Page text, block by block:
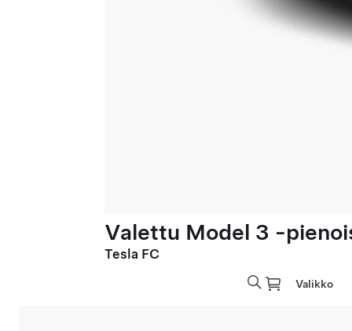
Valettu Model 3 -
Tesla FC
Valikko